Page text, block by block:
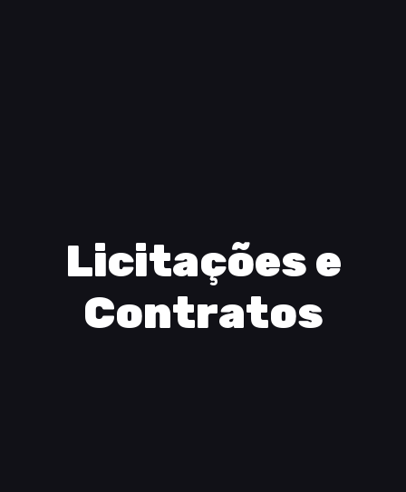
Licitações e
Contratos